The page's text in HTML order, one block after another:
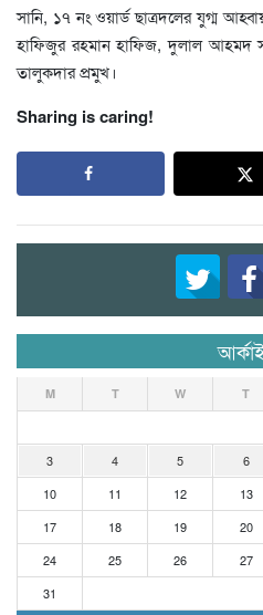
সানি, ১৭ নং ওয়ার্ড ছাত্রদলের যুগ্ম
হাফিজুর রহমান হাফিজ, দুলাল আহমদ
তালুকদার প্রমুখ।
Sharing is caring!
M T W T
3
4 5 6
10
11 12 13
17
18 19 20
24
25 26 27
31